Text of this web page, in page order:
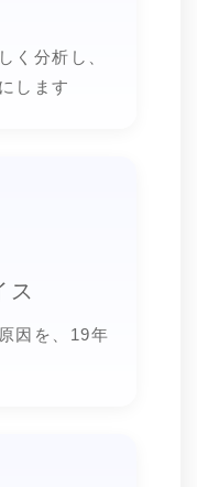
く分析し、
します
ス
因を、19年